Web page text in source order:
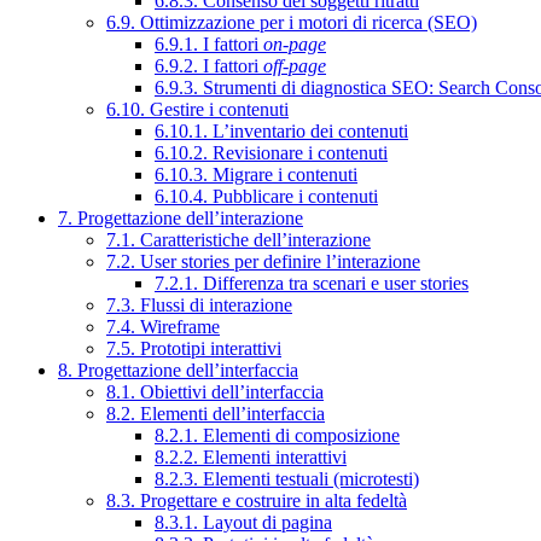
6.9. Ottimizzazione per i motori di ricerca (SEO)
6.9.1. I fattori on-page
6.9.2. I fattori off-page
6.9.3. Strumenti di diagnostica SEO: Search
6.10. Gestire i contenuti
6.10.1. L’inventario dei contenuti
6.10.2. Revisionare i contenuti
6.10.3. Migrare i contenuti
6.10.4. Pubblicare i contenuti
7. Progettazione dell’interazione
7.1. Caratteristiche dell’interazione
7.2. User stories per definire l’interazione
7.2.1. Differenza tra scenari e user stories
7.3. Flussi di interazione
7.4. Wireframe
7.5. Prototipi interattivi
8. Progettazione dell’interfaccia
8.1. Obiettivi dell’interfaccia
8.2. Elementi dell’interfaccia
8.2.1. Elementi di composizione
8.2.2. Elementi interattivi
8.2.3. Elementi testuali (microtesti)
8.3. Progettare e costruire in alta fedeltà
8.3.1. Layout di pagina